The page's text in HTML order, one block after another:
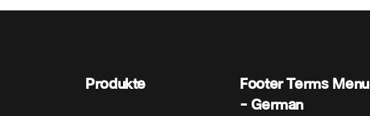
Produkte
Footer Terms Menu
- German